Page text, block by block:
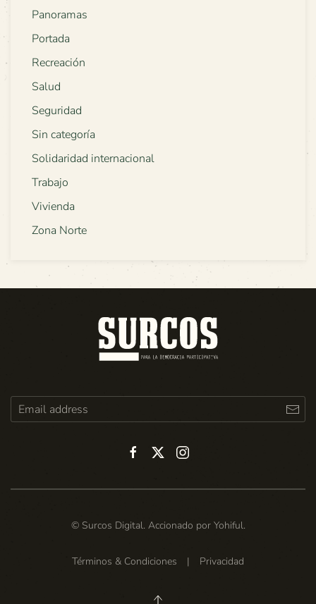
Panoramas
Portada
Recreación
Salud
Seguridad
Sin categoría
Solidaridad internacional
Trabajo
Vivienda
Zona Norte
© Surcos Digital. Accionado por Yohiful.
Términos & Condiciones | Privacidad